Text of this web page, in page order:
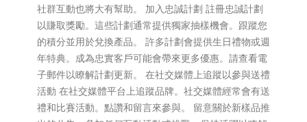
社群互動也將大有幫助。 加入忠誠計劃 註冊忠誠計劃
以賺取獎勵。這些計劃通常提供獨家抽樣機會。跟蹤您
的積分並用於兌換產品。 許多計劃會提供生日禮物或週
年特典。成為忠實客戶可能會帶來更多優惠。請查看電
子郵件以瞭解計劃更新。 在社交媒體上追蹤以參與送禮
活動 在社交媒體平台上追蹤品牌。社交媒體經常會有送
禮和比賽活動。點讚和留言來參與。 留意關於新樣品推